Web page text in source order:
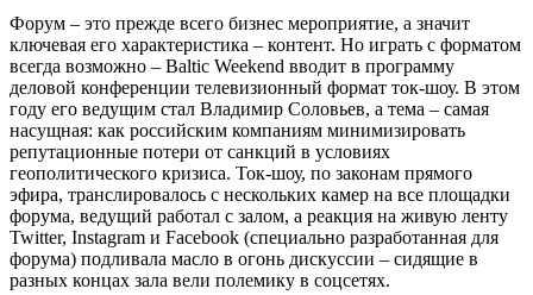
Форум – это прежде всего бизнес мероприятие, а значит
ключевая его характеристика – контент. Но играть с форматом
всегда возможно – Baltic Weekend вводит в программу
деловой конференции телевизионный формат ток-шоу. В этом
году его ведущим стал Владимир Соловьев, а тема – самая
насущная: как российским компаниям минимизировать
репутационные потери от санкций в условиях
геополитического кризиса. Ток-шоу, по законам прямого
эфира, транслировалось с нескольких камер на все площадки
форума, ведущий работал с залом, а реакция на живую ленту
Twitter, Instagram и Facebook (специально разработанная для
форума) подливала масло в огонь дискуссии – сидящие в
разных концах зала вели полемику в соцсетях.